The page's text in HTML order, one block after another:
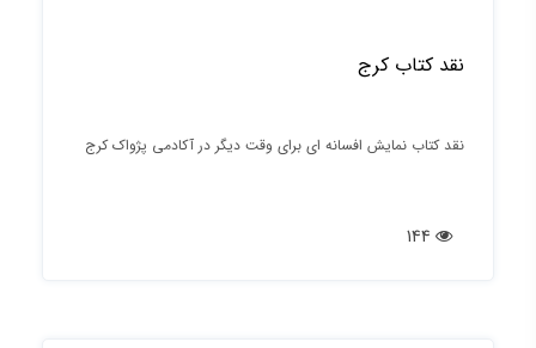
نقد کتاب کرج
نقد کتاب نمایش افسانه ای برای وقت دیگر در آکادمی پژواک کرج